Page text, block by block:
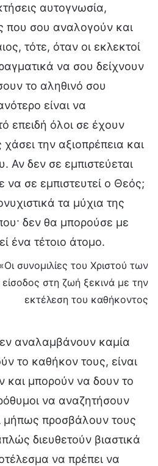
αυτογνωσία,
που σου αναλογούν και
τότε, όταν οι εκλεκτοί
να σου δείχνουν
το αληθινό σου
είναι να
επειδή όλοι σε έχουν
χάσει την αξιοπρέπεια και
Αν δεν σε εμπιστεύεται
να σε εμπιστευτεί ο Θεός;
τα μύχια της
δεν θα μπορούσε με
ένα τέτοιο άτομο.
συνομιλίες του Χριστού των
στη ζωή ξεκινά με την
εκτέλεση του καθήκοντος
αναλαμβάνουν καμία
το καθήκον τους, είναι
και μπορούν να δουν το
να αναζητήσουν
μήπως προσβάλουν τους
διευθετούν βιαστικά
να πρέπει να